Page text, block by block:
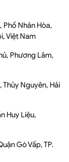
Phố Nhân Hòa,
Việt Nam
Phương Lâm,
Thủy Nguyên, Hải
Huy Liệu,
Gò Vấp, TP.